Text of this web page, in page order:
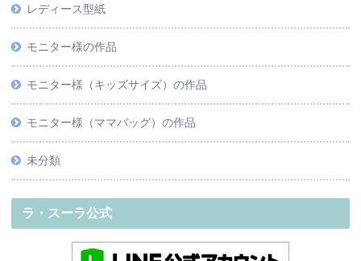
レディース型紙
モニター様の作品
モニター様（キッズサイズ）の作品
モニター様（ママバッグ）の作品
未分類
ラ・スーラ公式